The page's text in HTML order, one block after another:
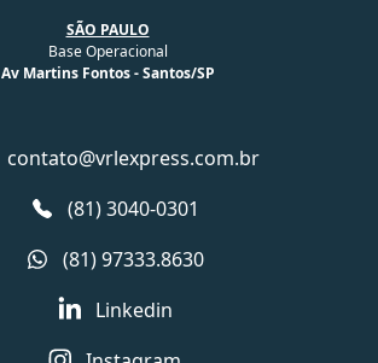
SÃO PAULO
Base Operacional
Av Martins Fontos - Santos/SP
contato@vrlexpress.com.br
(81) 3040-0301
(81) 97333.8630
Linkedin